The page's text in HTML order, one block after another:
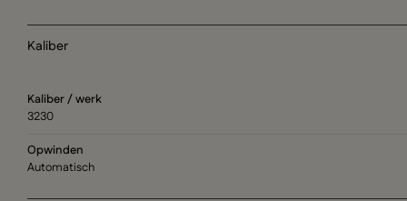
Kaliber
Kaliber / werk
3230
Opwinden
Automatisch